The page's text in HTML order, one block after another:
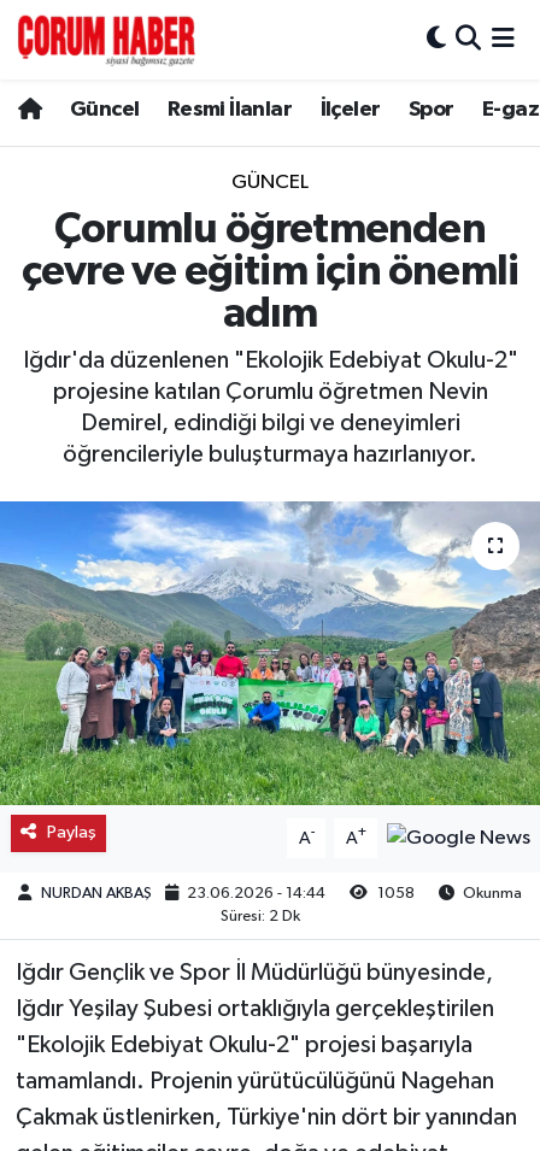
Güncel Resmi İlanlar İlçeler Spor E-
GÜNCEL
Çorumlu öğretmenden
çevre ve eğitim için önemli
adım
Iğdır'da düzenlenen "Ekolojik Edebiyat Okulu-2"
projesine katılan Çorumlu öğretmen Nevin
Demirel, edindiği bilgi ve deneyimleri
öğrencileriyle buluşturmaya hazırlanıyor.
Paylaş A- A+
NURDAN AKBAŞ 23.06.2026 - 14:44 1058
Okunma
Süresi: 2 Dk
Iğdır Gençlik ve Spor İl Müdürlüğü bünyesinde,
Iğdır Yeşilay Şubesi ortaklığıyla gerçekleştirilen
"Ekolojik Edebiyat Okulu-2" projesi başarıyla
tamamlandı. Projenin yürütücülüğünü Nagehan
Çakmak üstlenirken, Türkiye'nin dört bir yanından
Spor
Resmi İlanlar
Alaca
Boğazkale
Dodurga
İskilip
Kargı
Laçin
Mecitözü
Oğuzlar
Ortaköy
Osmancık
Uğurludağ
Sağlık
Hava Durumu
Çorum Namaz Vakitleri
Trafik Durumu
Tüm Manşetler
Son Dakika Haberleri
Haber Arşivi